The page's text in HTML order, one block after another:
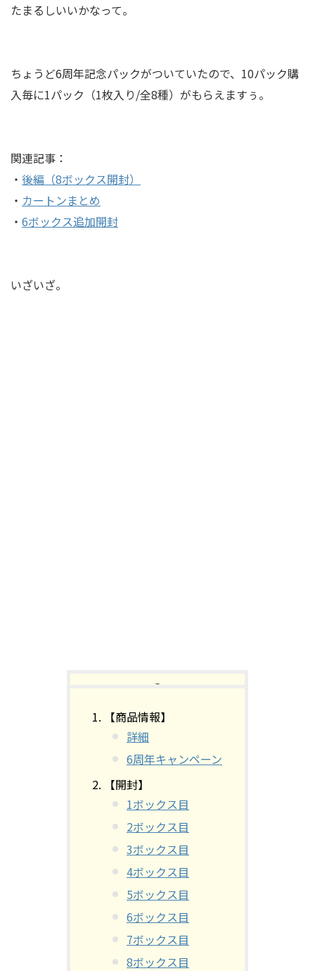
たまるしいいかなって。
ちょうど6周年記念パックがついていたので、10パック購
入毎に1パック（1枚入り/全8種）がもらえますぅ。
関連記事：
・ 後編（8ボックス開封）
・ カートンまとめ
・ 6ボックス追加開封
いざいざ。
【商品情報】
詳細
6周年キャンペーン
【開封】
1ボックス目
2ボックス目
3ボックス目
4ボックス目
5ボックス目
6ボックス目
7ボックス目
8ボックス目